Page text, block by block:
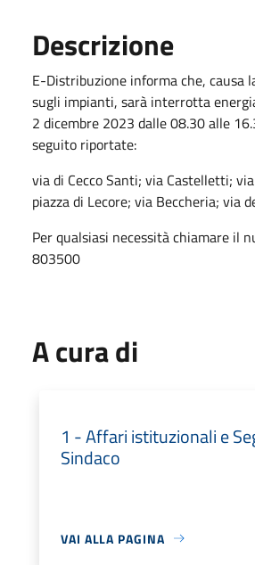
Descrizione
E-Distribuzione informa che, causa
sugli impianti, sarà interrotta
2 dicembre 2023 dalle 08.30 alle
seguito riportate:
via di Cecco Santi; via Castelletti;
piazza di Lecore; via Beccheria; via
Per qualsiasi necessità chiamare il
803500
A cura di
1 - Affari istituzionali e
Sindaco
VAI ALLA PAGINA